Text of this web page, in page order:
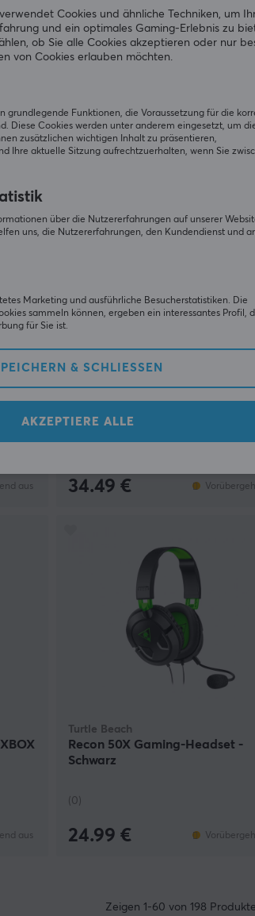
aus
Genesis
Toron 301 Gaming-Headset -
34.90 €
aus 34.49 €
aus
Turtle Beach
Recon 50X Gaming-Headset -
Schwarz
(0)
24.99 €
Zeigen 1-60 von 198 Produkte
Cookies und ähnliche Techniken, um
und ein optimales Gaming-Erlebnis zu
ob Sie alle Cookies akzeptieren oder nur
von Cookies erlauben möchten.
grundlegende Funktionen, die Voraussetzung für die
Diese Cookies werden unter anderem eingesetzt, um
zusätzlichen wichtigen Inhalt zu präsentieren,
Ihre aktuelle Sitzung aufrechtzuerhalten, wenn Sie
über die Nutzererfahrungen auf unserer
uns, die Nutzererfahrungen, den Kundendienst und
Marketing und ausführliche Besucherstatistiken. Die
sammeln können, ergeben ein interessantes Profil,
für Sie ist.
& SCHLIESSEN
AKZEPTIERE ALLE